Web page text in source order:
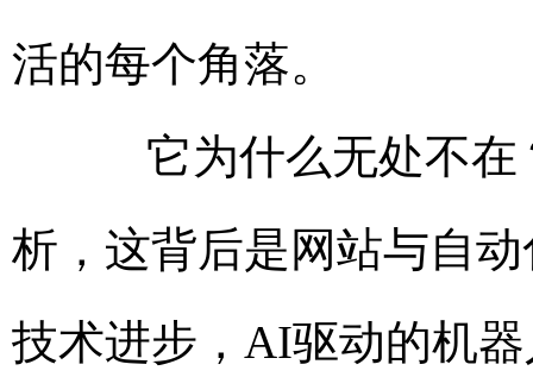
活的每个角落。
它为什么无处不在
析，这背后是网站与自
技术进步，AI驱动的机